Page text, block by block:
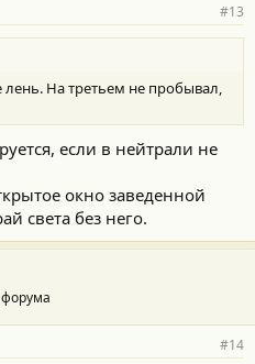
#13
На третьем не пробывал,
если в нейтрали не
окно заведенной
света без него.
#14